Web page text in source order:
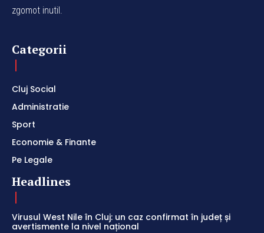
zgomot inutil.
Categorii
Cluj Social
Administratie
Sport
Economie & Finante
Pe Legale
Headlines
Virusul West Nile în Cluj: un caz confirmat în județ și
avertismente la nivel național